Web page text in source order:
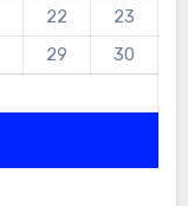
22
23
29
30